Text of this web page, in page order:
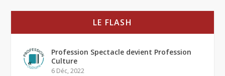
LE FLASH
Profession Spectacle devient Profession
Culture
6 Déc, 2022